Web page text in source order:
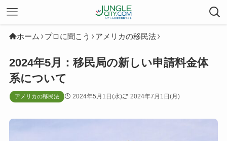
ホーム プロに聞こう アメリカの移民法
2024年5月：移民局の新しい申請料金体
系について
アメリカの移民法 2024年5月1日(水) 2024年7月1日(月)